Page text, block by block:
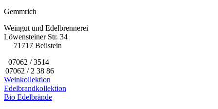
Gemmrich
Weingut und Edelbrennerei
Löwensteiner Str. 34
71717 Beilstein
07062 / 3514
07062 / 2 38 86
Weinkollektion
Edelbrandkollektion
Bio Edelbrände